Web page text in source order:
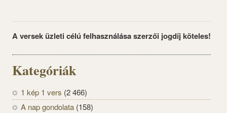
A versek üzleti célú felhasználása szerzői jogdíj köteles!
Kategóriák
1 kép 1 vers (2 466)
A nap gondolata (158)